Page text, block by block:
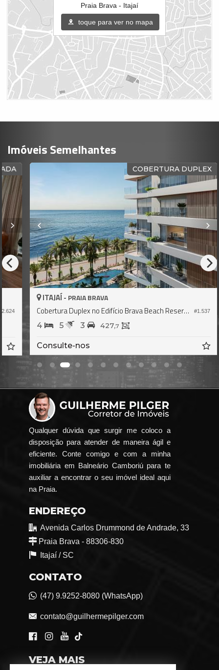
Praia Brava - Itajaí
toque para ver no mapa
Imóveis Semelhantes
COBERTURA DUPLEX
#1.537
ITAJAÍ -PRAIA BRAVA
Cobertura Duplex no Edifício Brava Beach Reserva Recife
5 3 427,7
Consulte-nos
Qualquer dúvida que surgir me coloco a
disposição para atender de maneira ágil e
eficiente. Conte comigo e com a minha
imobiliária em Balneário Camboriú para te
auxiliar a encontrar o seu imóvel ideal aqui
na Praia.
ENDEREÇO
Avenida Carlos Drummond de Andrade, 33
Praia Brava - 88306-830
Itajaí / SC
CONTATO
(47) 9.9252-8080 (WhatsApp)
contato@guilhermepilger.com
VEJA MAIS